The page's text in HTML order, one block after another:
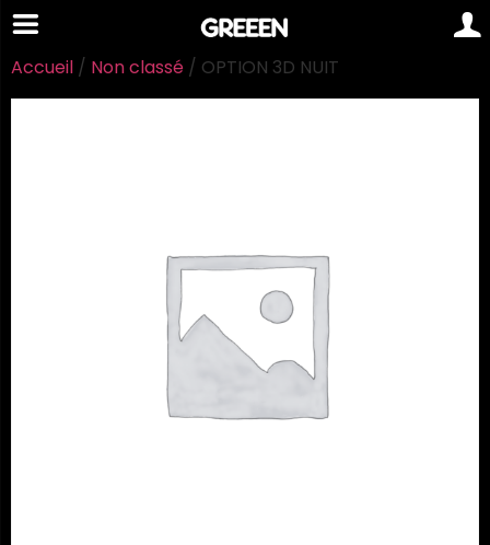
Accueil / Non classé / OPTION 3D NUIT